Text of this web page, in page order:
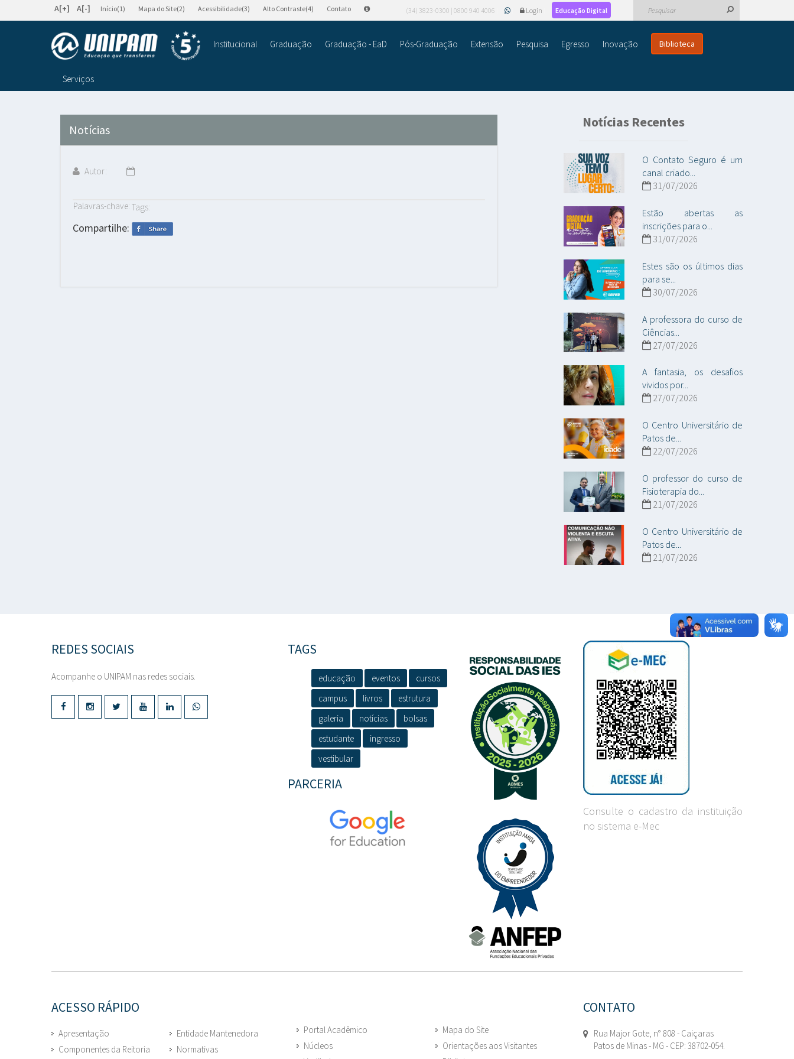
A[+] A[-] Início(1) Mapa do Site(2) Acessibilidade(3) Alto Contraste(4) Contato (34) 3823-0300 | 0800 940 4006 Login Educação Digital
Institucional Graduação Graduação - EaD Pós-Graduação Extensão Pesquisa Egresso Inovação Biblioteca
Serviços
Notícias
Autor:
Palavras-chave: Tags:
Compartilhe:
Notícias Recentes
O Contato Seguro é um
canal criado...
31/07/2026
Estão abertas as
inscrições para o...
31/07/2026
Estes são os últimos dias
para se...
30/07/2026
A professora do curso de
Ciências...
27/07/2026
A fantasia, os desafios
vividos por...
27/07/2026
O Centro Universitário de
Patos de...
22/07/2026
O professor do curso de
Fisioterapia do...
21/07/2026
O Centro Universitário de
Patos de...
21/07/2026
REDES SOCIAIS
Acompanhe o UNIPAM nas redes sociais.
TAGS
educação eventos
cursos
campus
livros
estrutura
galeria
notícias
bolsas
estudante
ingresso
vestibular
PARCERIA
Consulte o cadastro da instituição
no sistema e-Mec
ACESSO RÁPIDO
Apresentação
Componentes da Reitoria
Entidade Mantenedora
Normativas
Portal Acadêmico
Núcleos
Mapa do Site
Orientações aos Visitantes
CONTATO
Rua Major Gote, n° 808 - Caiçaras
Patos de Minas - MG - CEP: 38702-054.